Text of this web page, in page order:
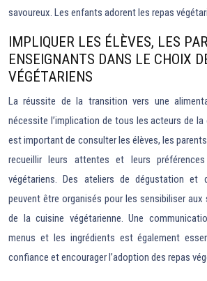
savoureux. Les enfants adorent les repas
IMPLIQUER LES ÉLÈVES, LES
ENSEIGNANTS DANS LE CHOIX
VÉGÉTARIENS
La réussite de la transition vers une
nécessite l’implication de tous les acteurs de
est important de consulter les élèves, les
recueillir leurs attentes et leurs
végétariens. Des ateliers de dégustation et
peuvent être organisés pour les sensibiliser
de la cuisine végétarienne. Une
menus et les ingrédients est également
confiance et encourager l’adoption des repas